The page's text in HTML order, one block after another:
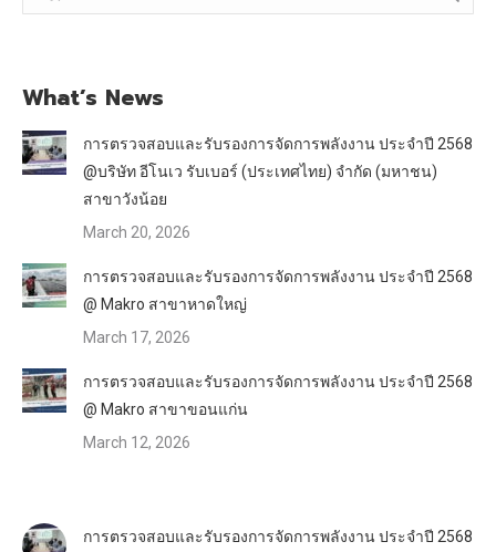
What’s News
การตรวจสอบและรับรองการจัดการพลังงาน ประจำปี 2568
@บริษัท อีโนเว รับเบอร์ (ประเทศไทย) จำกัด (มหาชน)
สาขาวังน้อย
March 20, 2026
การตรวจสอบและรับรองการจัดการพลังงาน ประจำปี 2568
@ Makro สาขาหาดใหญ่
March 17, 2026
การตรวจสอบและรับรองการจัดการพลังงาน ประจำปี 2568
@ Makro สาขาขอนแก่น
March 12, 2026
การตรวจสอบและรับรองการจัดการพลังงาน ประจำปี 2568